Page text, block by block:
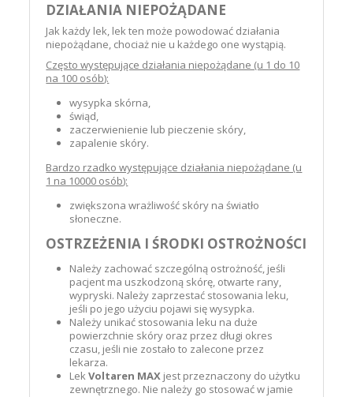
DZIAŁANIA NIEPOŻĄDANE
Jak każdy lek, lek ten może powodować działania
niepożądane, chociaż nie u każdego one wystąpią.
Często występujące działania niepożądane (u 1 do 10
na 100 osób):
wysypka skórna,
świąd,
zaczerwienienie lub pieczenie skóry,
zapalenie skóry.
Bardzo rzadko występujące działania niepożądane (u
1 na 10000 osób):
zwiększona wrażliwość skóry na światło
słoneczne.
OSTRZEŻENIA I ŚRODKI OSTROŻNOŚCI
Należy zachować szczególną ostrożność, jeśli
pacjent ma uszkodzoną skórę, otwarte rany,
wypryski. Należy zaprzestać stosowania leku,
jeśli po jego użyciu pojawi się wysypka.
Należy unikać stosowania leku na duże
powierzchnie skóry oraz przez długi okres
czasu, jeśli nie zostało to zalecone przez
lekarza.
LekVoltaren MAX jest przeznaczony do użytku
zewnętrznego. Nie należy go stosować w jamie